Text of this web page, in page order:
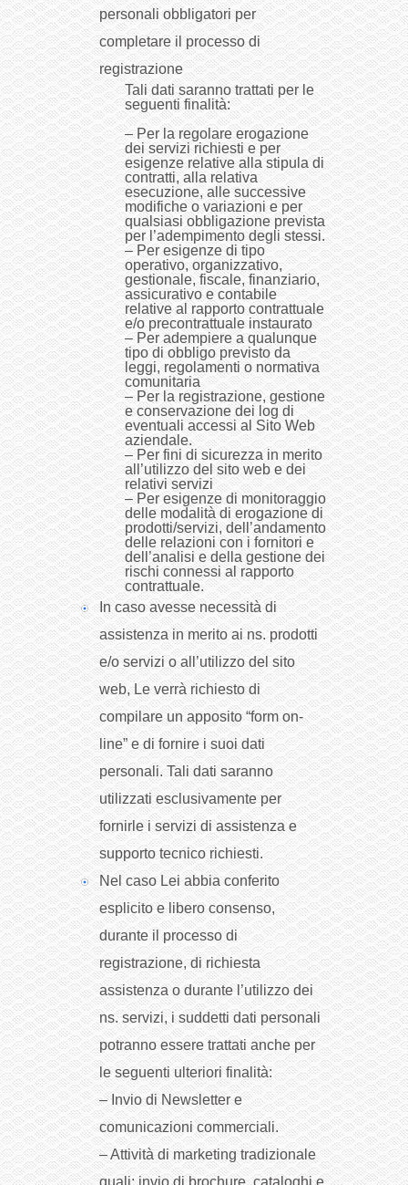
personali obbligatori per
completare il processo di
registrazione
Tali dati saranno trattati per le
seguenti finalità:
– Per la regolare erogazione
dei servizi richiesti e per
esigenze relative alla stipula di
contratti, alla relativa
esecuzione, alle successive
modifiche o variazioni e per
qualsiasi obbligazione prevista
per l’adempimento degli stessi.
– Per esigenze di tipo
operativo, organizzativo,
gestionale, fiscale, finanziario,
assicurativo e contabile
relative al rapporto contrattuale
e/o precontrattuale instaurato
– Per adempiere a qualunque
tipo di obbligo previsto da
leggi, regolamenti o normativa
comunitaria
– Per la registrazione, gestione
e conservazione dei log di
eventuali accessi al Sito Web
aziendale.
– Per fini di sicurezza in merito
all’utilizzo del sito web e dei
relativi servizi
– Per esigenze di monitoraggio
delle modalità di erogazione di
prodotti/servizi, dell’andamento
delle relazioni con i fornitori e
dell’analisi e della gestione dei
rischi connessi al rapporto
contrattuale.
In caso avesse necessità di
assistenza in merito ai ns. prodotti
e/o servizi o all’utilizzo del sito
web, Le verrà richiesto di
compilare un apposito “form on-
line” e di fornire i suoi dati
personali. Tali dati saranno
utilizzati esclusivamente per
fornirle i servizi di assistenza e
supporto tecnico richiesti.
Nel caso Lei abbia conferito
esplicito e libero consenso,
durante il processo di
registrazione, di richiesta
assistenza o durante l’utilizzo dei
ns. servizi, i suddetti dati personali
potranno essere trattati anche per
le seguenti ulteriori finalità:
– Invio di Newsletter e
comunicazioni commerciali.
– Attività di marketing tradizionale
quali: invio di brochure, cataloghi e